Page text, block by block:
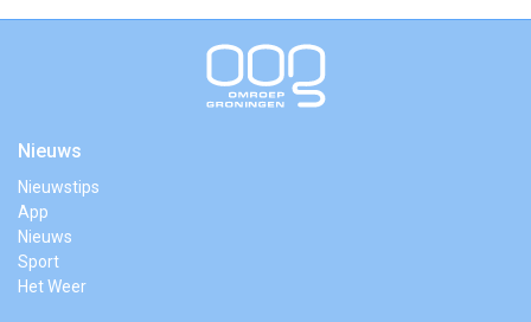
Nieuws
Nieuwstips
App
Nieuws
Sport
Het Weer